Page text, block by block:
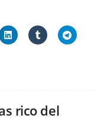
rico del